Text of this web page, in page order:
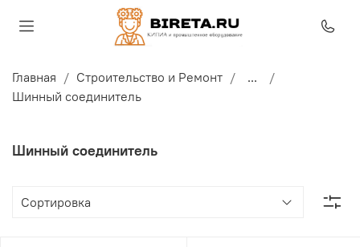
Главная Строительство и Ремонт
...
Шинный соединитель
Шинный соединитель